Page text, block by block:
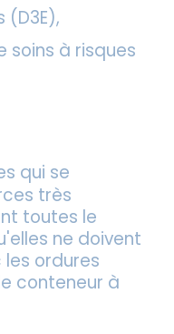
à risques
qui se
très
toutes le
ne doivent
ordures
conteneur à